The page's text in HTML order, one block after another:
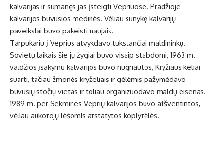
kalvarijas ir sumanęs jas įsteigti Vepriuose. Pradžioje
kalvarijos buvusios medinės. Vėliau sunykę kalvarijų
paveikslai buvo pakeisti naujais.
Tarpukariu į Veprius atvykdavo tūkstančiai maldininkų.
Sovietų laikais šie jų žygiai buvo visaip stabdomi, 1963 m.
valdžios įsakymu kalvarijos buvo nugriautos, Kryžiaus keliai
suarti, tačiau žmonės kryželiais ir gėlėmis pažymėdavo
buvusių stočių vietas ir toliau organizuodavo maldų eisenas.
1989 m. per Sekmines Veprių kalvarijos buvo atšventintos,
vėliau aukotojų lėšomis atstatytos koplytėlės.